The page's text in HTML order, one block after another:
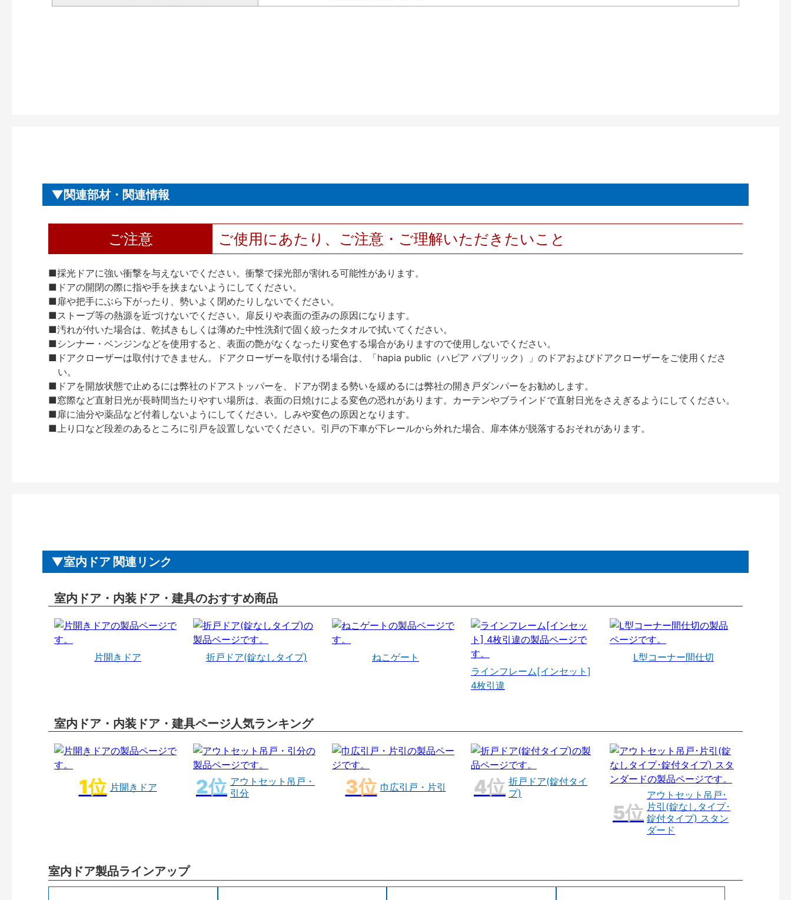
関連部材・関連情報
ご注意 ご使用にあたり、ご注意・ご理解いただきたいこと
■採光ドアに強い衝撃を与えないでください。衝撃で採光部が割れる可能性があります。
■ドアの開閉の際に指や手を挟まないようにしてください。
■扉や把手にぶら下がったり、勢いよく閉めたりしないでください。
■ストーブ等の熱源を近づけないでください。扉反りや表面の歪みの原因になります。
■汚れが付いた場合は、乾拭きもしくは薄めた中性洗剤で固く絞ったタオルで拭いてください。
■シンナー・ベンジンなどを使用すると、表面の艶がなくなったり変色する場合がありますので使用しないでください。
■ドアクローザーは取付けできません。ドアクローザーを取付ける場合は、「hapia public（ハピア パブリック）」のドアおよびドアクローザーをご使用くださ
い。
■ドアを開放状態で止めるには弊社のドアストッパーを、ドアが閉まる勢いを緩めるには弊社の開き戸ダンパーをお勧めします。
■窓際など直射日光が長時間当たりやすい場所は、表面の日焼けによる変色の恐れがあります。カーテンやブラインドで直射日光をさえぎるようにしてください。
■扉に油分や薬品など付着しないようにしてください。しみや変色の原因となります。
■上り口など段差のあるところに引戸を設置しないでください。引戸の下車が下レールから外れた場合、扉本体が脱落するおそれがあります。
室内ドア 関連リンク
室内ドア・内装ドア・建具のおすすめ商品
片開きドア 折戸ドア(錠なしタイプ)
ねこゲート
ラインフレーム[インセット]
4枚引違
L型コーナー間仕切
室内ドア・内装ドア・建具ページ人気ランキング
片開きドア
アウトセット吊戸・
引分
巾広引戸・片引
折戸ドア(錠付タイ
プ)
アウトセット吊戸･
片引(錠なしタイプ･
錠付タイプ) スタン
ダード
室内ドア製品ラインアップ